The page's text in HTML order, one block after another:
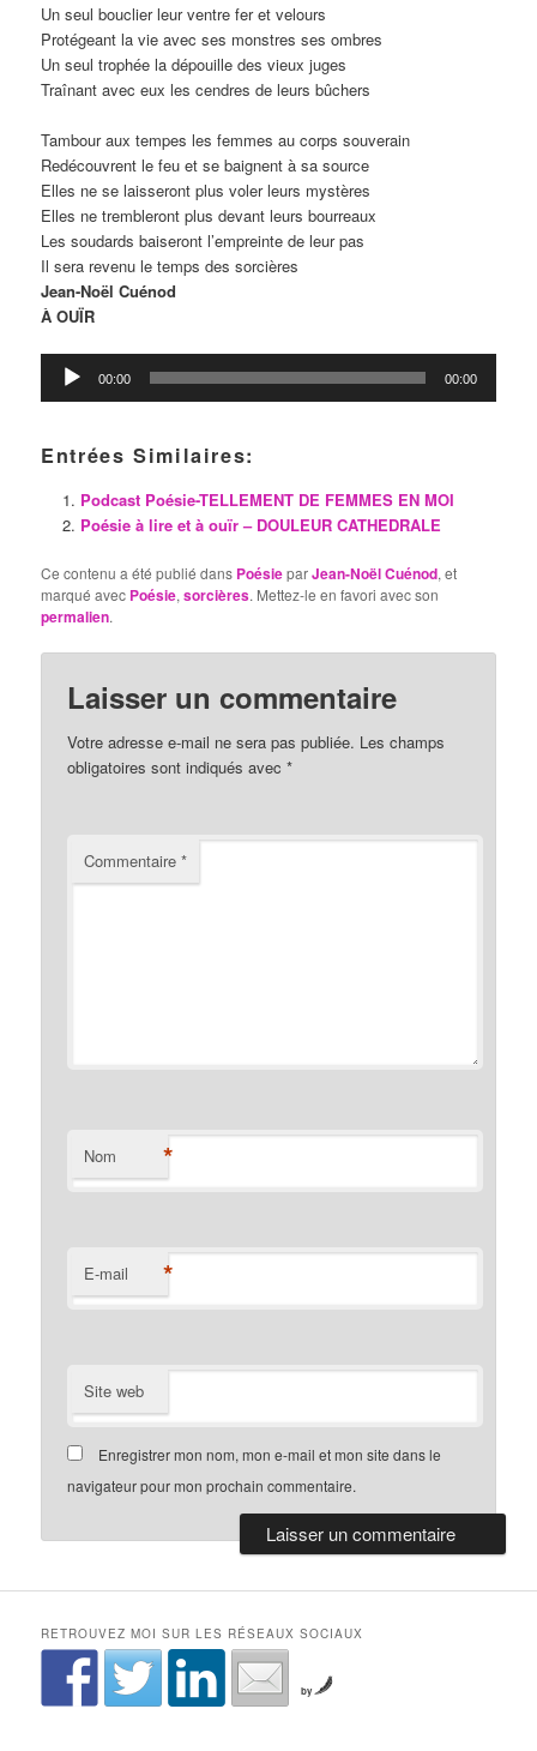
Un seul bouclier leur ventre fer et velours
Protégeant la vie avec ses monstres ses ombres
Un seul trophée la dépouille des vieux juges
Traînant avec eux les cendres de leurs bûchers
Tambour aux tempes les femmes au corps souverain
Redécouvrent le feu et se baignent à sa source
Elles ne se laisseront plus voler leurs mystères
Elles ne trembleront plus devant leurs bourreaux
Les soudards baiseront l’empreinte de leur pas
Il sera revenu le temps des sorcières
Jean-Noël Cuénod
À OUÏR
Lecteur
audio
00:00 00:00
Entrées Similaires:
Podcast Poésie-TELLEMENT DE FEMMES EN MOI
Poésie à lire et à ouïr – DOULEUR CATHEDRALE
Ce contenu a été publié dans PoésieparJean-Noël Cuénod, et
marqué avec Poésie,sorcières. Mettez-le en favori avec son
permalien.
Laisser un commentaire
Votre adresse e-mail ne sera pas publiée. Les champs
obligatoires sont indiqués avec*
Commentaire*
Nom *
E-mail *
Site web
Enregistrer mon nom, mon e-mail et mon site dans le
navigateur pour mon prochain commentaire.
RETROUVEZ MOI SUR LES RÉSEAUX SOCIAUX
by